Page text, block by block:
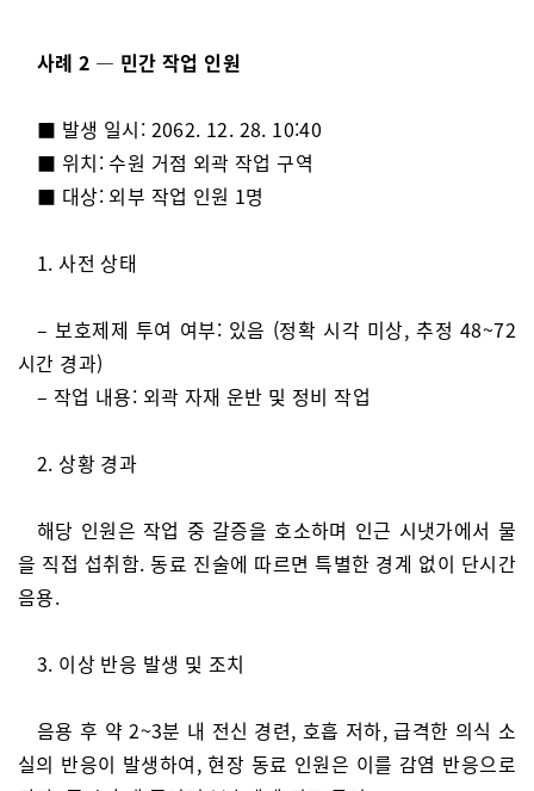
사례 2 — 민간 작업 인원
■ 발생 일시: 2062. 12. 28. 10:40
■ 위치: 수원 거점 외곽 작업 구역
■ 대상: 외부 작업 인원 1명
1. 사전 상태
– 보호제제 투여 여부: 있음 (정확 시각 미상, 추정 48~72
시간 경과)
– 작업 내용: 외곽 자재 운반 및 정비 작업
2. 상황 경과
해당 인원은 작업 중 갈증을 호소하며 인근 시냇가에서 물
을 직접 섭취함. 동료 진술에 따르면 특별한 경계 없이 단시간
음용.
3. 이상 반응 발생 및 조치
음용 후 약 2~3분 내 전신 경련, 호흡 저하, 급격한 의식 소
실의 반응이 발생하여, 현장 동료 인원은 이를 감염 반응으로